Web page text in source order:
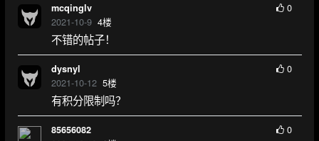
mcqinglv
2021-10-9 4楼
0
不错的帖子！
dysnyl
2021-10-12 5楼
0
有积分限制吗？
85656082 0